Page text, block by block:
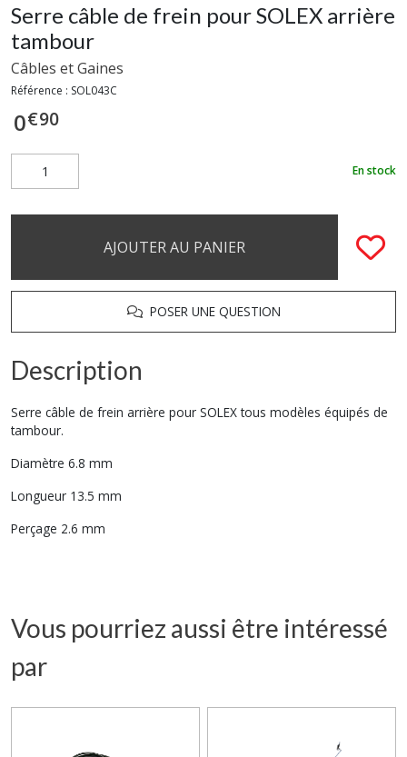
Serre câble de frein pour SOLEX arrière
tambour
Câbles et Gaines
Référence : SOL043C
0€90
En stock
AJOUTER AU PANIER
POSER UNE QUESTION
Description
Serre câble de frein arrière pour SOLEX tous modèles équipés de
tambour.
Diamètre 6.8 mm
Longueur 13.5 mm
Perçage 2.6 mm
Vous pourriez aussi être intéressé
par